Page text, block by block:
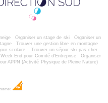
Organiser un stage de ski
Organiser un
Trouver une gestion libre en montagne
scolaire
Trouver un séjour ski pas cher
End pour Comité d'Entreprise
Organiser
APPN (Activité Physique de Pleine Nature)